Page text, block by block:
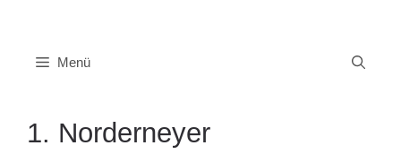
springen Menü
1. Norderneyer